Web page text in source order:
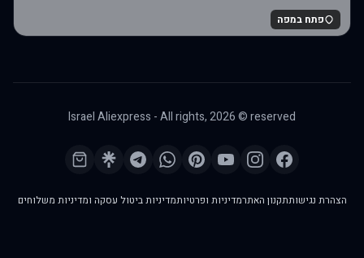
פתח במפה
Israel Aliexpress - All rights,2026© reserved
הצהרת נגישותתקנון האתרמדיניות ופרטיותמדיניות ביטול עסקה ומדיניות משלוחים